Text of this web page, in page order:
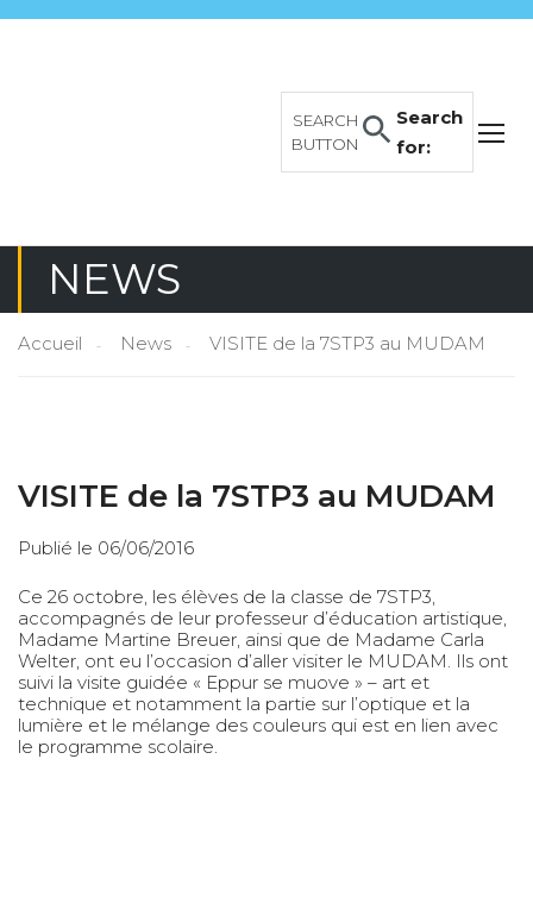
Search
for:
SEARCH
BUTTON
NEWS
Accueil News VISITE de la 7STP3 au MUDAM
VISITE de la 7STP3 au MUDAM
Publié le 06/06/2016
Ce 26 octobre, les élèves de la classe de 7STP3,
accompagnés de leur professeur d’éducation artistique,
Madame Martine Breuer, ainsi que de Madame Carla
Welter, ont eu l’occasion d’aller visiter le MUDAM. Ils ont
suivi la visite guidée « Eppur se muove » – art et
technique et notamment la partie sur l’optique et la
lumière et le mélange des couleurs qui est en lien avec
le programme scolaire.